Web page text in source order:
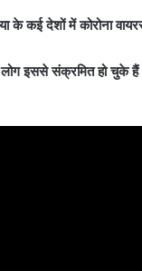
के कई देशों में कोरोना
इससे संक्रमित हो चुके